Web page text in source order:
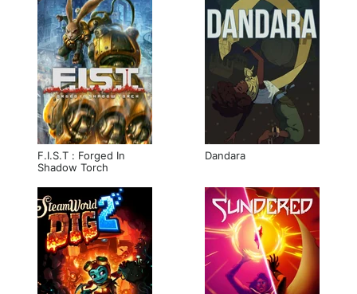
F.I.S.T : Forged In
Shadow Torch
Dandara